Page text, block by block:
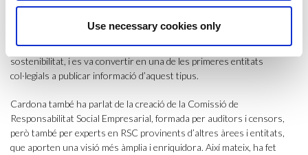
Use necessary cookies only
A nivell d’actuacions en responsabilitat social, el Col·legi busca
publicació d’estudis i articles, i de l’organització de jornades. D’altra
banda, ja a l’any 2004 el Col·legi va publicar la primera memòria de
sostenibilitat, i es va convertir en una de les primeres entitats
col·legials a publicar informació d’aquest tipus.
Cardona també ha parlat de la creació de la Comissió de
Responsabilitat Social Empresarial, formada per auditors i censors,
però també per experts en RSC provinents d’altres àrees i entitats,
que aporten una visió més àmplia i enriquidora. Així mateix, ha fet